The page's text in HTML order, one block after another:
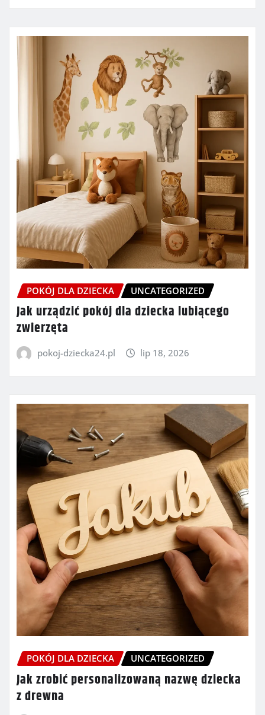
POKÓJ DLA DZIECKA UNCATEGORIZED
Jak urządzić pokój dla dziecka lubiącego
zwierzęta
pokoj-dziecka24.pl lip 18, 2026
POKÓJ DLA DZIECKA UNCATEGORIZED
Jak zrobić personalizowaną nazwę dziecka
z drewna